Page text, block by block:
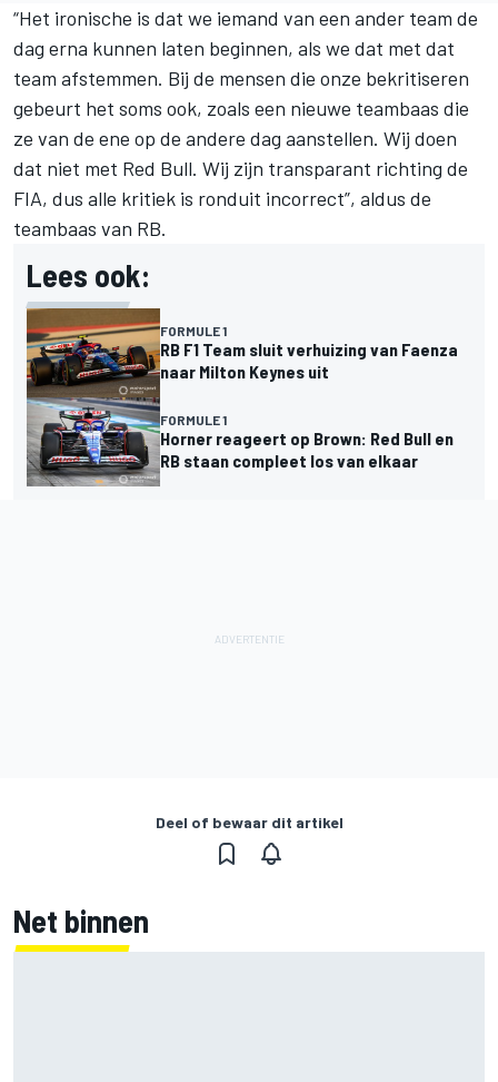
“Het ironische is dat we iemand van een ander team de
dag erna kunnen laten beginnen, als we dat met dat
team afstemmen. Bij de mensen die onze bekritiseren
gebeurt het soms ook, zoals een nieuwe teambaas die
ze van de ene op de andere dag aanstellen. Wij doen
dat niet met Red Bull. Wij zijn transparant richting de
FIA, dus alle kritiek is ronduit incorrect”, aldus de
teambaas van RB.
Lees ook:
FORMULE 1
RB F1 Team sluit verhuizing van Faenza
naar Milton Keynes uit
FORMULE 1
Horner reageert op Brown: Red Bull en
RB staan compleet los van elkaar
Deel of bewaar dit artikel
Net binnen